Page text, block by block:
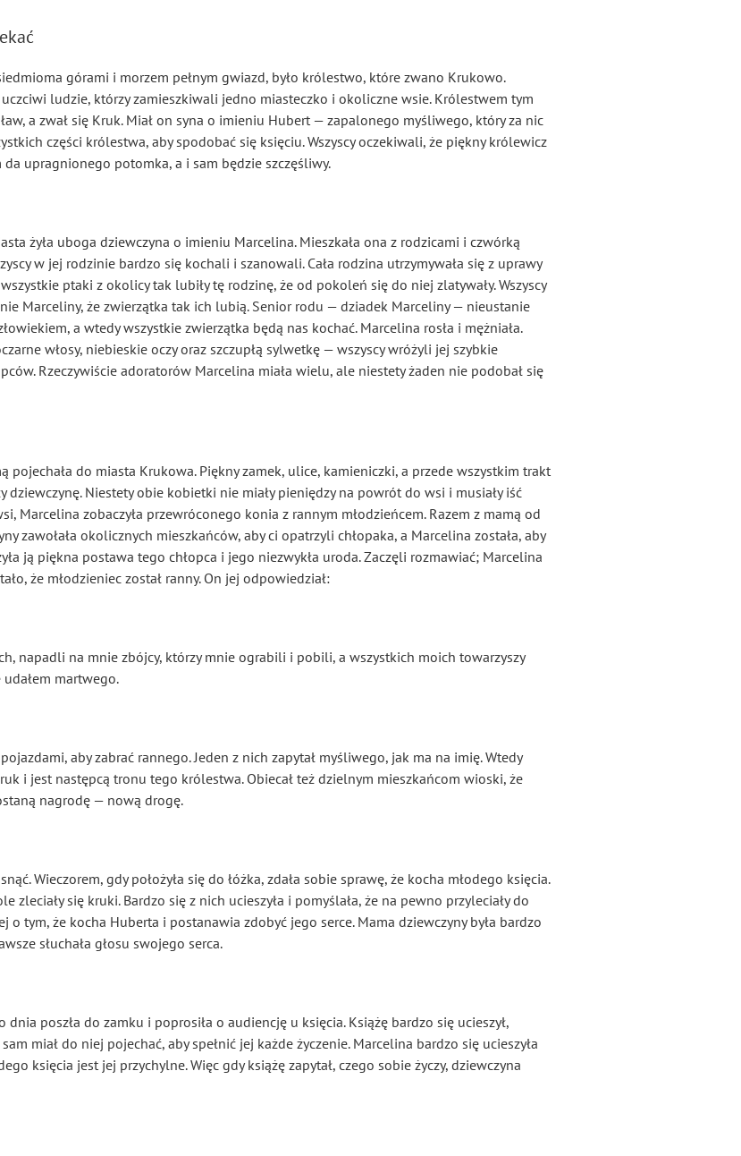
górami i morzem pełnym gwiazd, było królestwo, które zwano Krukowo.
ludzie, którzy zamieszkiwali jedno miasteczko i okoliczne wsie. Królestwem tym
a zwał się Kruk. Miał on syna o imieniu Hubert — zapalonego myśliwego, który za nic
części królestwa, aby spodobać się księciu. Wszyscy oczekiwali, że piękny królewicz
upragnionego potomka, a i sam będzie szczęśliwy.
żyła uboga dziewczyna o imieniu Marcelina. Mieszkała ona z rodzicami i czwórką
w jej rodzinie bardzo się kochali i szanowali. Cała rodzina utrzymywała się z uprawy
ptaki z okolicy tak lubiły tę rodzinę, że od pokoleń się do niej zlatywały. Wszyscy
Marceliny, że zwierzątka tak ich lubią. Senior rodu — dziadek Marceliny — nieustanie
a wtedy wszystkie zwierzątka będą nas kochać. Marcelina rosła i mężniała.
włosy, niebieskie oczy oraz szczupłą sylwetkę — wszyscy wróżyli jej szybkie
Rzeczywiście adoratorów Marcelina miała wielu, ale niestety żaden nie podobał się
pojechała do miasta Krukowa. Piękny zamek, ulice, kamieniczki, a przede wszystkim trakt
dziewczynę. Niestety obie kobietki nie miały pieniędzy na powrót do wsi i musiały iść
Marcelina zobaczyła przewróconego konia z rannym młodzieńcem. Razem z mamą od
zawołała okolicznych mieszkańców, aby ci opatrzyli chłopaka, a Marcelina została, aby
ją piękna postawa tego chłopca i jego niezwykła uroda. Zaczęli rozmawiać; Marcelina
że młodzieniec został ranny. On jej odpowiedział:
napadli na mnie zbójcy, którzy mnie ograbili i pobili, a wszystkich moich towarzyszy
martwego.
aby zabrać rannego. Jeden z nich zapytał myśliwego, jak ma na imię. Wtedy
i jest następcą tronu tego królestwa. Obiecał też dzielnym mieszkańcom wioski, że
nagrodę — nową drogę.
Wieczorem, gdy położyła się do łóżka, zdała sobie sprawę, że kocha młodego księcia.
zleciały się kruki. Bardzo się z nich ucieszyła i pomyślała, że na pewno przyleciały do
o tym, że kocha Huberta i postanawia zdobyć jego serce. Mama dziewczyny była bardzo
słuchała głosu swojego serca.
poszła do zamku i poprosiła o audiencję u księcia. Książę bardzo się ucieszył,
miał do niej pojechać, aby spełnić jej każde życzenie. Marcelina bardzo się ucieszyła
księcia jest jej przychylne. Więc gdy książę zapytał, czego sobie życzy, dziewczyna